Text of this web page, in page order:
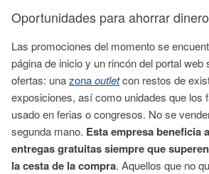
Oportunidades para ahorrar dinero
Las promociones del momento se
página de inicio y un rincón del portal web
ofertas: unazonaoutletcon restos de
exposiciones, así como unidades que los
usado en ferias o congresos. No se
segunda mano. Esta empresa beneficia
entregas gratuitas siempre que
la cesta de la compra. Aquellos que no